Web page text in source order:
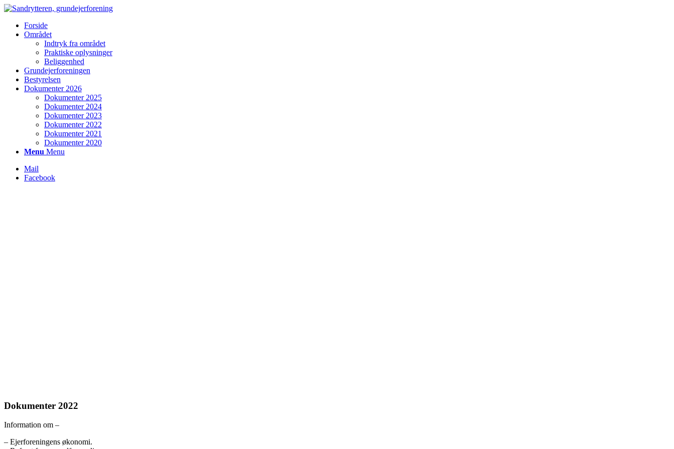
Forside
Området
Indtryk fra området
Praktiske oplysninger
Beliggenhed
Grundejerforeningen
Bestyrelsen
Dokumenter 2026
Dokumenter 2025
Dokumenter 2024
Dokumenter 2023
Dokumenter 2022
Dokumenter 2021
Dokumenter 2020
Menu Menu
Mail
Facebook
Dokumenter 2022
Information om –
– Ejerforeningens økonomi.